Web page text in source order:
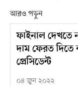
আরও পড়ুন
ফাইনাল দেখতে
দাম ফেরত দিতে
প্রেসিডেন্ট
০৪ জুন ২০২২